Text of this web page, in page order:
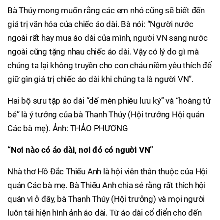
Bà Thúy mong muốn rằng các em nhỏ cũng sẽ biết đến
giá trị văn hóa của chiếc áo dài. Bà nói: “Người nước
ngoài rất hay mua áo dài của mình, người VN sang nước
ngoài cũng tặng nhau chiếc áo dài. Vậy có lý do gì mà
chúng ta lại không truyền cho con cháu niềm yêu thích để
giữ gìn giá trị chiếc áo dài khi chúng ta là người VN”.
Hai bộ sưu tập áo dài “dế mèn phiêu lưu ký” và “hoàng tử
bé” là ý tưởng của bà Thanh Thúy (Hội trưởng Hội quán
Các bà mẹ). Ảnh: THẢO PHƯƠNG
“Nơi nào có áo dài, nơi đó có người VN”
Nhà thơ Hồ Đắc Thiếu Anh là hội viên thân thuộc của Hội
quán Các bà mẹ. Bà Thiếu Anh chia sẻ rằng rất thích hội
quán vì ở đây, bà Thanh Thúy (Hội trưởng) và mọi người
luôn tái hiện hình ảnh áo dài. Từ áo dài cổ điển cho đến